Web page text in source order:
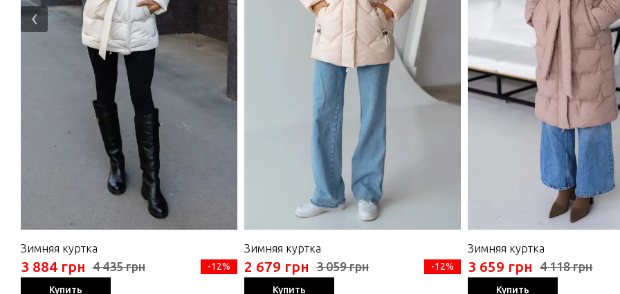
Зимняя куртка
4 435 грн
3 884 грн -12%
Купить
Зимняя куртка
3 059 грн
2 679 грн -12%
Купить
Зимняя куртка
4 118 грн
3 659 грн
Купить
‹